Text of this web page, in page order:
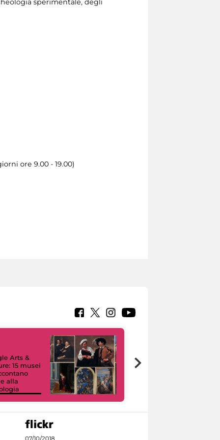
sperimentale, degli
ore 9.00 - 19.00)
Arts &
15 musei
alla